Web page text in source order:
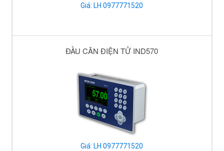
Giá: LH 0977771520
ĐẦU CÂN ĐIỆN TỬ IND570
Giá: LH 0977771520